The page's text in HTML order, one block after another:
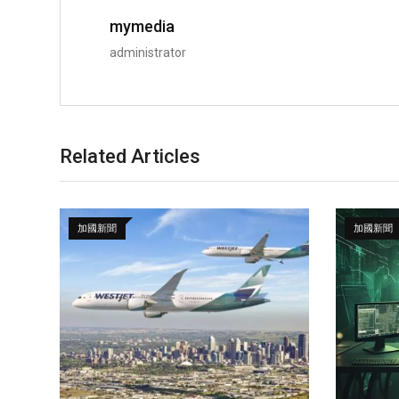
mymedia
administrator
Related Articles
加國新聞 加國新聞